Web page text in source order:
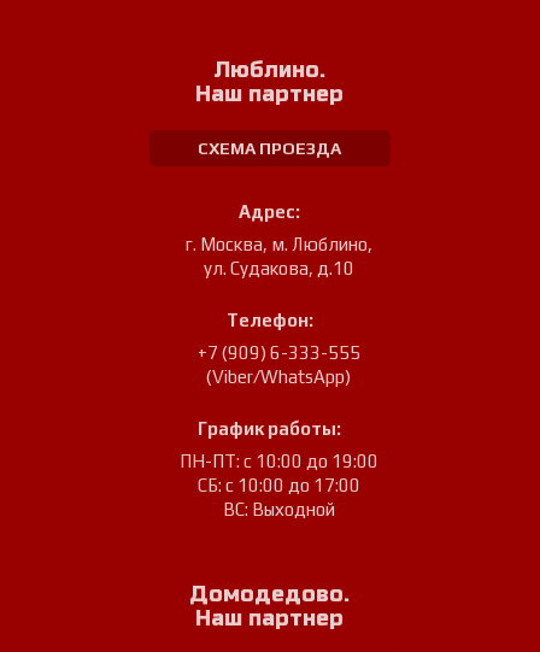
Люблино.
Наш партнер
СХЕМА ПРОЕЗДА
Адрес:
г. Москва, м. Люблино,
ул. Судакова, д.10
Телефон:
+7 (909) 6-333-555
(Viber/WhatsApp)
График работы:
ПН-ПТ: с 10:00 до 19:00
СБ: с 10:00 до 17:00
ВС: Выходной
Домодедово.
Наш партнер